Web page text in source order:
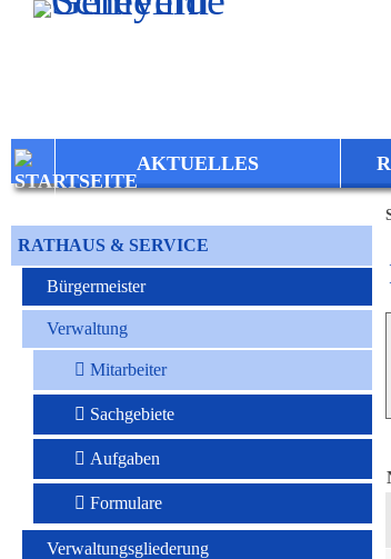
Zum Inhalt,zur Navigationoder
AKTUELLES
RATHAUS & SERVICE
Bürgermeister
Verwaltung
Mitarbeiter
Sachgebiete
Aufgaben
Formulare
Verwaltungsgliederung